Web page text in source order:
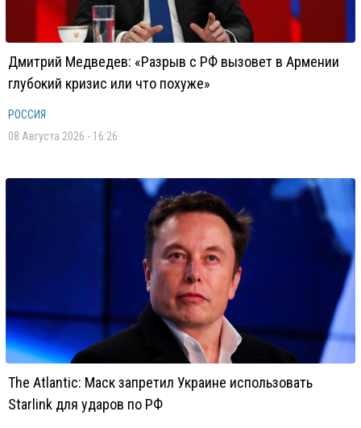
Дмитрий Медведев: «Разрыв с РФ вызовет в Армении
глубокий кризис или что похуже»
РОССИЯ
08 Августа 2026 - 16:26
The Atlantic: Маск запретил Украине использовать
Starlink для ударов по РФ